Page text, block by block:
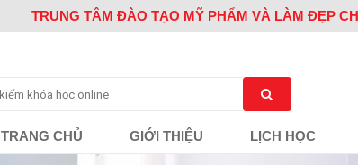
TRUNG TÂM ĐÀO TẠO MỸ PHẨM VÀ LÀM ĐẸP
TRANG CHỦ GIỚI THIỆU LỊCH HỌC